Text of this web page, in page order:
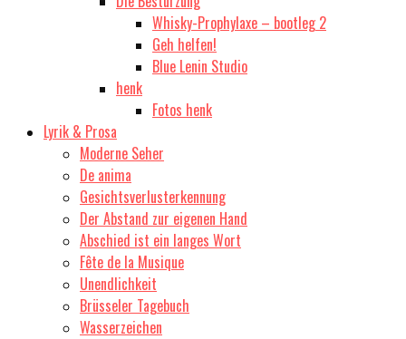
Whisky-Prophylaxe – bootleg 2
Geh helfen!
Blue Lenin Studio
henk
Fotos henk
Lyrik & Prosa
Moderne Seher
De anima
Gesichtsverlusterkennung
Der Abstand zur eigenen Hand
Abschied ist ein langes Wort
Fête de la Musique
Unendlichkeit
Brüsseler Tagebuch
Wasserzeichen